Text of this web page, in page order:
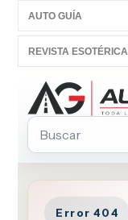
AUTO GUÍA
REVISTA ESOTÉRICA